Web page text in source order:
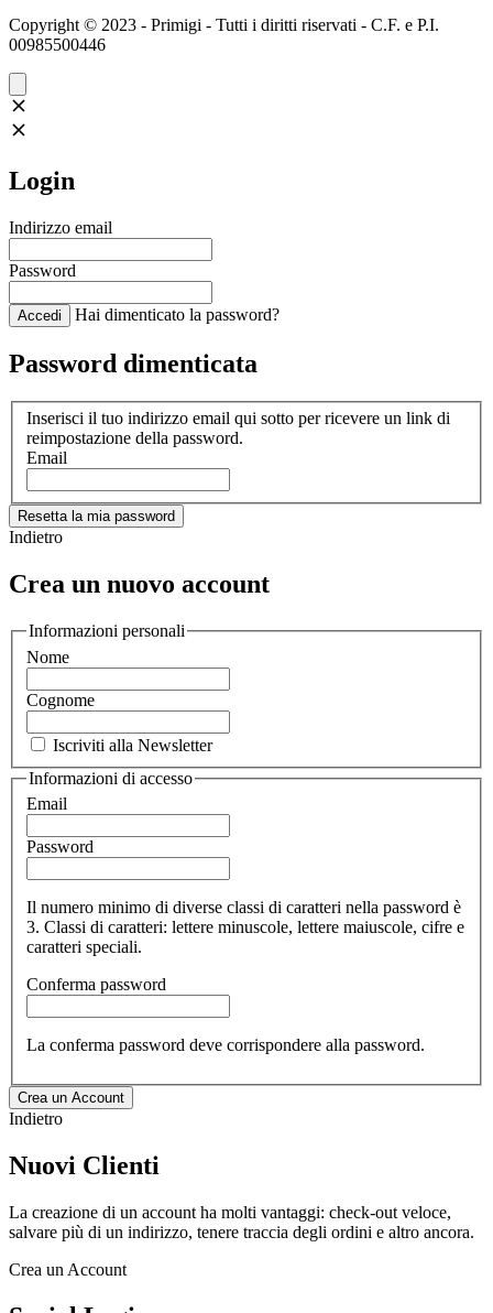
Copyright © 2023 - Primigi - Tutti i diritti riservati - C.F. e P.I.
00985500446
Login
Indirizzo email
Password
Accedi Hai dimenticato la password?
Password dimenticata
Inserisci il tuo indirizzo email qui sotto per ricevere un link di
reimpostazione della password.
Email
Resetta la mia password
Indietro
Crea un nuovo account
Informazioni personali
Nome
Cognome
Iscriviti alla Newsletter
Informazioni di accesso
Email
Password
Il numero minimo di diverse classi di caratteri nella password è
3. Classi di caratteri: lettere minuscole, lettere maiuscole, cifre e
caratteri speciali.
Conferma password
La conferma password deve corrispondere alla password.
Crea un Account
Indietro
Nuovi Clienti
La creazione di un account ha molti vantaggi: check-out veloce,
salvare più di un indirizzo, tenere traccia degli ordini e altro ancora.
Crea un Account